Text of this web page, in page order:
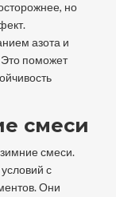
но
азота и
поможет
смеси
смеси.
с
Они